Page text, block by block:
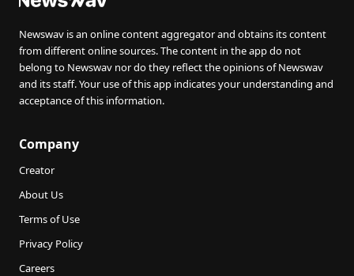
Newswav is an online content aggregator and obtains its content
from different online sources. The content in the app do not
belong to Newswav nor do they reflect the opinions of Newswav
and its staff. Your use of this app indicates your understanding and
acceptance of this information.
Company
Creator
About Us
Terms of Use
Privacy Policy
Careers